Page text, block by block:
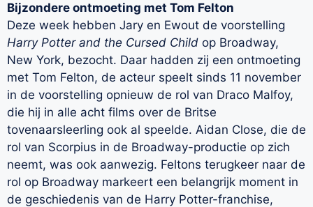
Bijzondere ontmoeting met Tom Felton
Deze week hebben Jary en Ewout de voorstelling
Harry Potter and the Cursed Child op Broadway,
New York, bezocht. Daar hadden zij een ontmoeting
met Tom Felton, de acteur speelt sinds 11 november
in de voorstelling opnieuw de rol van Draco Malfoy,
die hij in alle acht films over de Britse
tovenaarsleerling ook al speelde. Aidan Close, die de
rol van Scorpius in de Broadway-productie op zich
neemt, was ook aanwezig. Feltons terugkeer naar de
rol op Broadway markeert een belangrijk moment in
de geschiedenis van de Harry Potter-franchise,